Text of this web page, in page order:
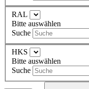
RAL
Bitte auswählen
Suche
HKS
Bitte auswählen
Suche